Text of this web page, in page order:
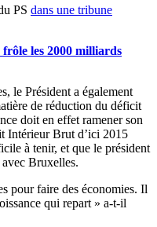
PS dans une tribune
les 2000 milliards
le Président a également
de réduction du déficit
doit en effet ramener son
Intérieur Brut d’ici 2015
à tenir, et que le président
Bruxelles.
pour faire des économies. Il
qui repart » a-t-il